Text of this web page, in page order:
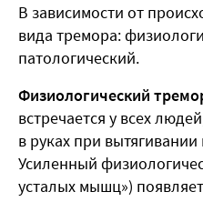
В зависимости от
вида тремора:
патологический.
Физиологический
встречается у всех
в руках при
Усиленный
усталых мышц»)